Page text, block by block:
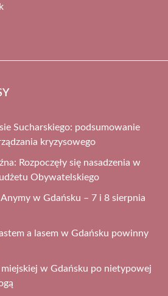
Sucharskiego: podsumowanie
kryzysowego
Rozpoczęły się nasadzenia w
Obywatelskiego
w Gdańsku – 7 i 8 sierpnia
a lasem w Gdańsku powinny
w Gdańsku po nietypowej